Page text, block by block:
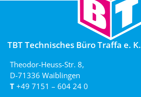
TBT Technisches Büro Traffa e. K.
Theodor-Heuss-Str. 8,
D-71336 Waiblingen
T +49 7151 – 604 24 0